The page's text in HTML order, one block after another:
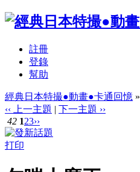
註冊
登錄
幫助
經典日本特撮●動畫●卡通回憶 »
‹‹ 上一主題 | 下一主題 ››
42 123››
打印